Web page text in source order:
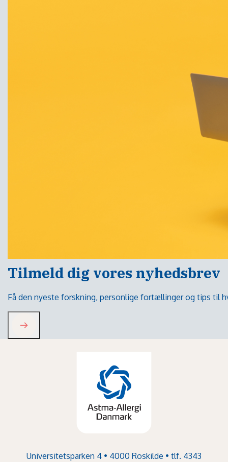
Tilmeld dig vores nyhedsbrev
Få den nyeste forskning, personlige fortællinger og tips til
Universitetsparken 4 • 4000 Roskilde • tlf. 4343